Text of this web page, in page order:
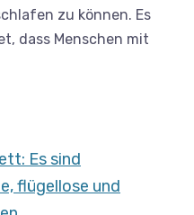
zu können. Es
dass Menschen mit